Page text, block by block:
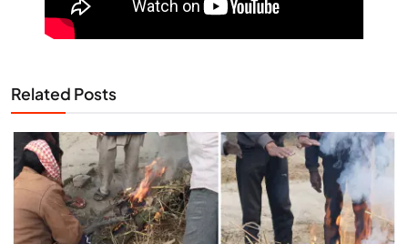
Related Posts